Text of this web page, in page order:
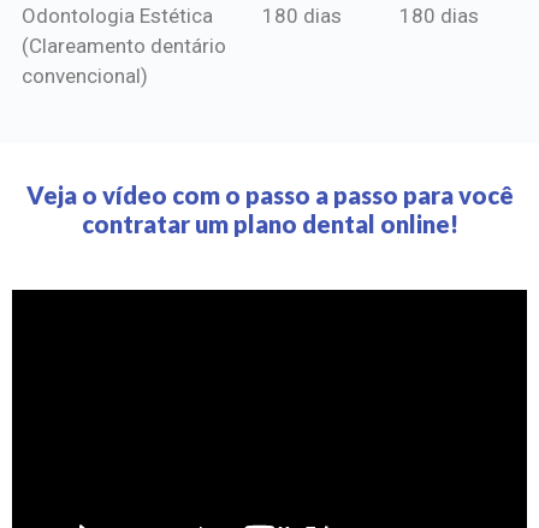
Odontologia Estética
(Clareamento dentário
convencional)
180 dias 180 dias
Veja o vídeo com o passo a passo para você
contratar um plano dental online!